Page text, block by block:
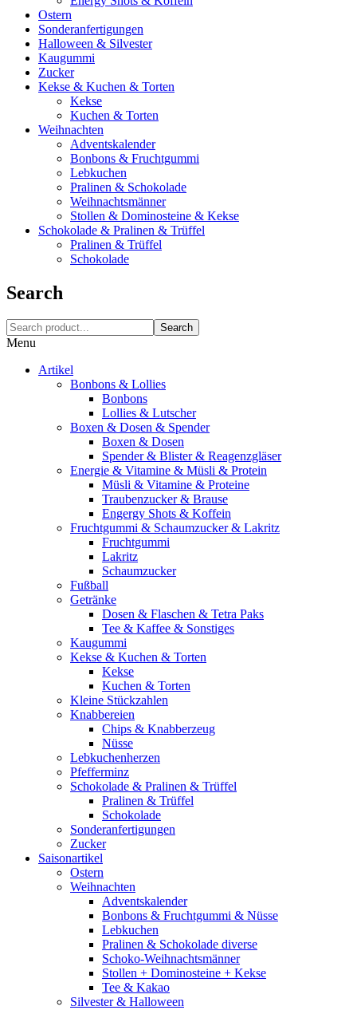
Ostern
Sonderanfertigungen
Halloween & Silvester
Kaugummi
Zucker
Kekse & Kuchen & Torten
Kekse
Kuchen & Torten
Weihnachten
Adventskalender
Bonbons & Fruchtgummi
Lebkuchen
Pralinen & Schokolade
Weihnachtsmänner
Stollen & Dominosteine & Kekse
Schokolade & Pralinen & Trüffel
Pralinen & Trüffel
Schokolade
Search
Search
Menu
Artikel
Bonbons & Lollies
Bonbons
Lollies & Lutscher
Boxen & Dosen & Spender
Boxen & Dosen
Spender & Blister & Reagenzgläser
Energie & Vitamine & Müsli & Protein
Müsli & Vitamine & Proteine
Traubenzucker & Brause
Engergy Shots & Koffein
Fruchtgummi & Schaumzucker & Lakritz
Fruchtgummi
Lakritz
Schaumzucker
Fußball
Getränke
Dosen & Flaschen & Tetra Paks
Tee & Kaffee & Sonstiges
Kaugummi
Kekse & Kuchen & Torten
Kekse
Kuchen & Torten
Kleine Stückzahlen
Knabbereien
Chips & Knabberzeug
Nüsse
Lebkuchenherzen
Pfefferminz
Schokolade & Pralinen & Trüffel
Pralinen & Trüffel
Schokolade
Sonderanfertigungen
Zucker
Saisonartikel
Ostern
Weihnachten
Adventskalender
Bonbons & Fruchtgummi & Nüsse
Lebkuchen
Pralinen & Schokolade diverse
Schoko-Weihnachtsmänner
Stollen + Dominosteine + Kekse
Tee & Kakao
Silvester & Halloween